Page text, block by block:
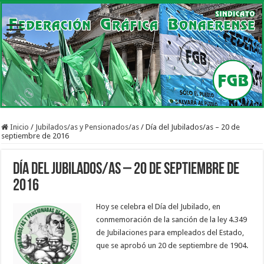
Inicio / Jubilados/as y Pensionados/as / Día del Jubilados/as – 20 de
septiembre de 2016
Día del Jubilados/as – 20 de septiembre de
2016
Hoy se celebra el Día del Jubilado, en
conmemoración de la sanción de la ley 4.349
de Jubilaciones para empleados del Estado,
que se aprobó un 20 de septiembre de 1904.